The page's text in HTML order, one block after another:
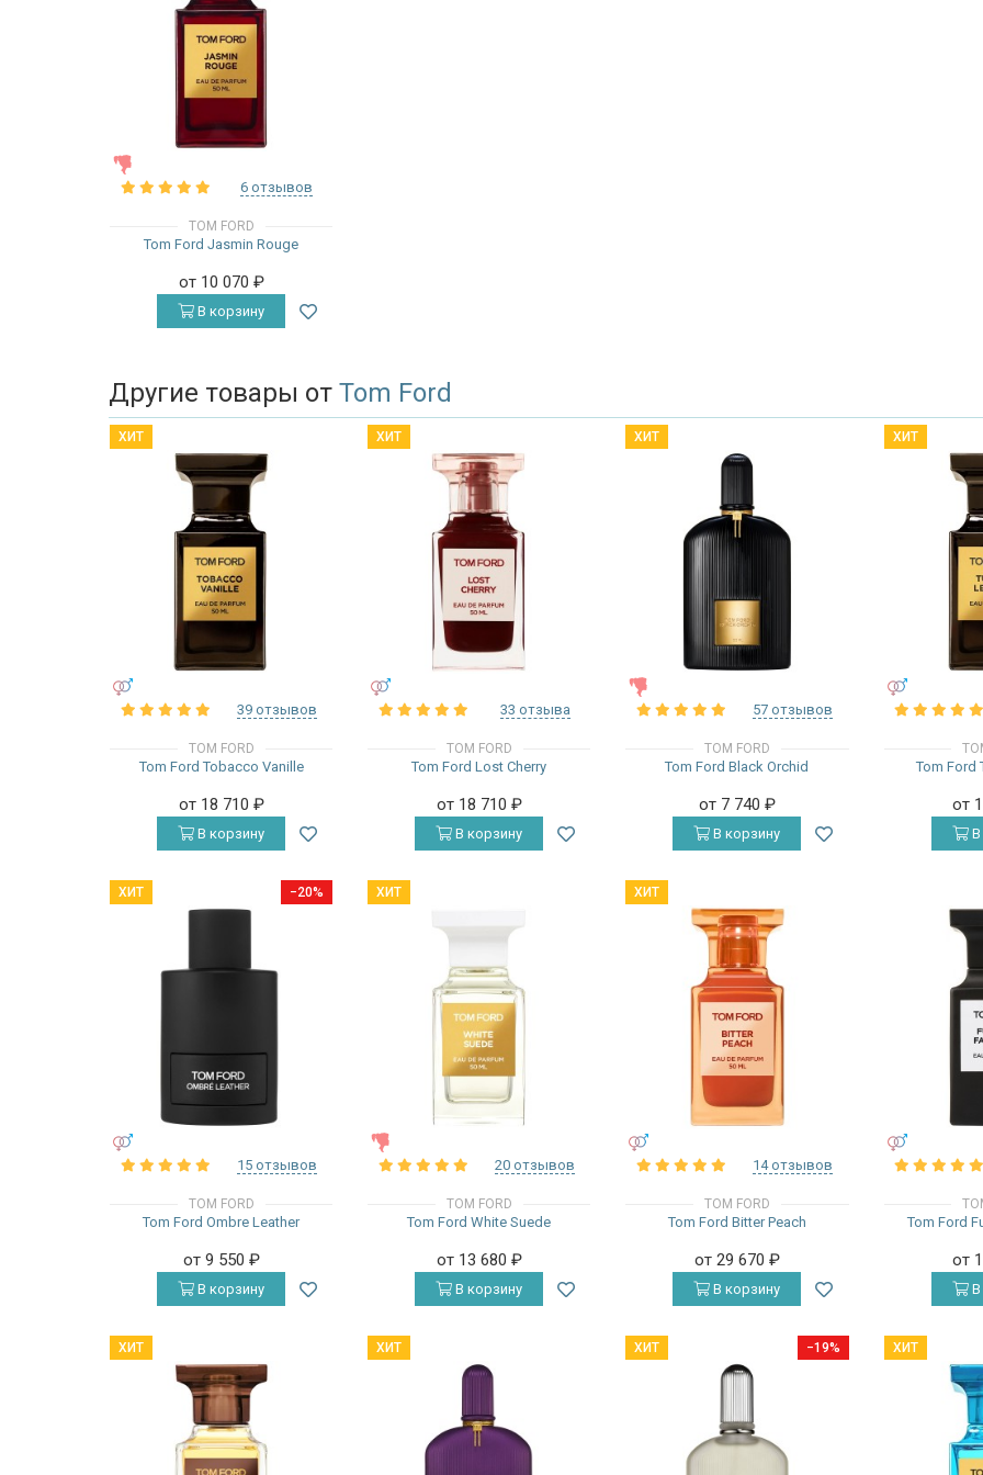
6 отзывов
TOM FORD
Tom Ford Jasmin Rouge
от 10 070 ₽
В корзину
Другие товары от Tom Ford
ХИТ
39 отзывов
TOM FORD
Tom Ford Tobacco Vanille
от 18 710 ₽
В корзину
ХИТ
33 отзыва
TOM FORD
Tom Ford Lost Cherry
от 18 710 ₽
В корзину
ХИТ
57 отзывов
TOM FORD
Tom Ford Black Orchid
от 7 740 ₽
В корзину
ХИТ
Tom Ford
от
В
−20%
ХИТ
15 отзывов
TOM FORD
Tom Ford Ombre Leather
от 9 550 ₽
В корзину
ХИТ
20 отзывов
TOM FORD
Tom Ford White Suede
от 13 680 ₽
В корзину
ХИТ
14 отзывов
TOM FORD
Tom Ford Bitter Peach
от 29 670 ₽
В корзину
Tom Ford
от
В
ХИТ ХИТ −19%
ХИТ ХИТ